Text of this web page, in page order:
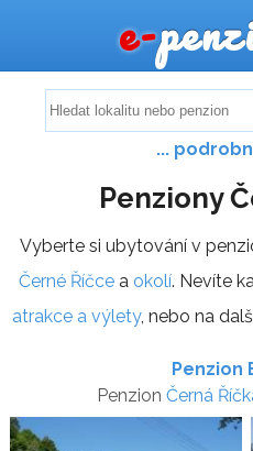
e-
...
Penziony
Vyberte si ubytování v
Černé Říčcea okolí. Nevíte
atrakce a výlety, nebo na
Penzion
Penzion Černá